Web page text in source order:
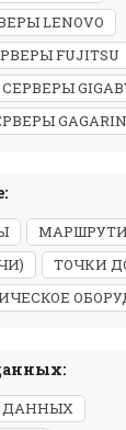
LENOVO
FUJITSU
СЕРВЕРЫ
GAGARIN
ТОЧКИ
ДАННЫХ